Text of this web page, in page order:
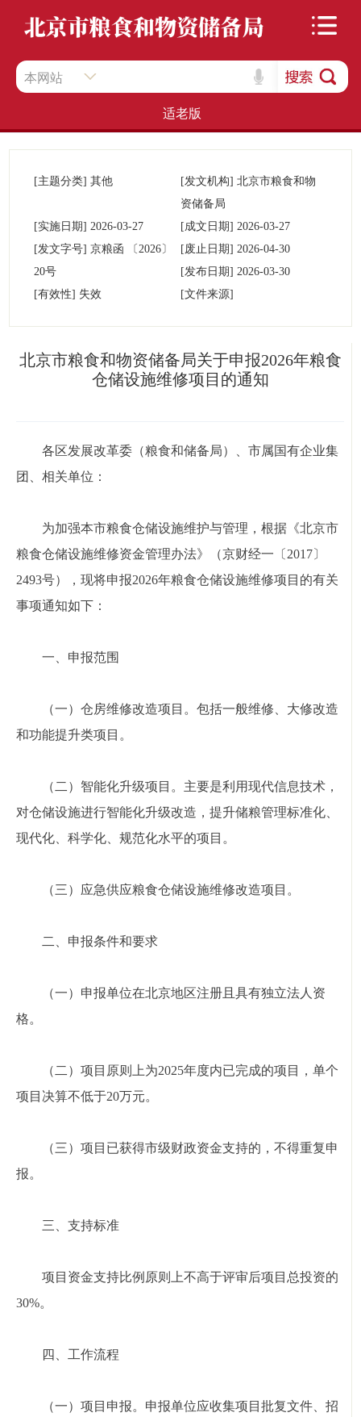
本网站
适老版
[主题分类]其他 [发文机构] 北京市粮食和物
资储备局
[实施日期]2026-03-27 [成文日期] 2026-03-27
[发文字号]京粮函
〔2026〕
20号
[废止日期] 2026-04-30
[发布日期] 2026-03-30
[有效性] 失效 [文件来源]
北京市粮食和物资储备局关于申报2026年粮食
仓储设施维修项目的通知
各区发展改革委（粮食和储备局）、市属国有企业集
团、相关单位：
为加强本市粮食仓储设施维护与管理，根据《北京市
粮食仓储设施维修资金管理办法》（京财经一〔2017〕
2493号），现将申报2026年粮食仓储设施维修项目的有关
事项通知如下：
一、申报范围
（一）仓房维修改造项目。包括一般维修、大修改造
和功能提升类项目。
（二）智能化升级项目。主要是利用现代信息技术，
对仓储设施进行智能化升级改造，提升储粮管理标准化、
现代化、科学化、规范化水平的项目。
（三）应急供应粮食仓储设施维修改造项目。
二、申报条件和要求
（一）申报单位在北京地区注册且具有独立法人资
格。
（二）项目原则上为2025年度内已完成的项目，单个
项目决算不低于20万元。
（三）项目已获得市级财政资金支持的，不得重复申
报。
三、支持标准
项目资金支持比例原则上不高于评审后项目总投资的
30%。
四、工作流程
（一）项目申报。申报单位应收集项目批复文件、招